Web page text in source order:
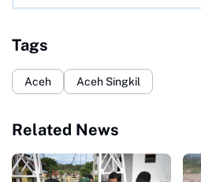
Tags
Aceh Aceh Singkil
Related News